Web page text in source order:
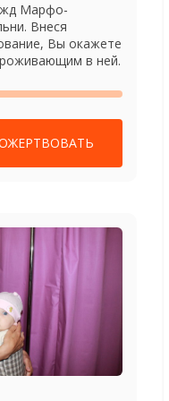
Марфо-
Внеся
Вы окажете
в ней.